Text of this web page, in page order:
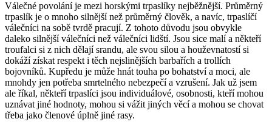
Válečné povolání je mezi horskými trpaslíky nejběžnější. Průměrný
trpaslík je o mnoho silnější než průměrný člověk, a navíc, trpaslíčí
válečníci na sobě tvrdě pracují. Z tohoto důvodu jsou obvykle
daleko silnější válečníci než válečníci lidští. Jsou sice malí a někteří
troufalci si z nich dělají srandu, ale svou silou a houževnatostí si
dokáží získat respekt i těch nejslinějších barbařích a trollích
bojovníků. Kupředu je může hnát touha po bohatství a moci, ale
mnohdy jen potřeba smrtelného nebezpečí a vzrušení. Jak už jsem
ale říkal, někteří trpaslíci jsou individuálové, osobnosti, kteří mohou
uznávat jiné hodnoty, mohou si vážit jiných věcí a mohou se chovat
třeba jako členové úplně jiné rasy.